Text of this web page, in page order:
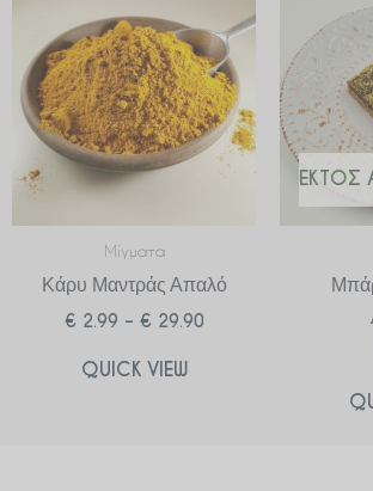
Μίγματα
Κάρυ Μαντράς Απαλό
€ 2.99 – € 29.90
range:
€ 2.99
through
€ 29.90
QUICK VIEW
ΕΚΤΌΣ